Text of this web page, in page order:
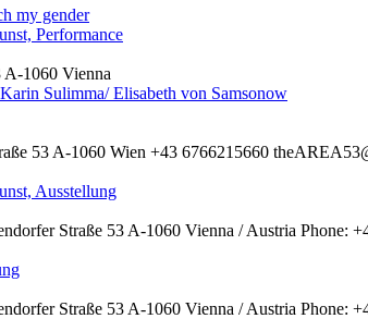
my gender
Performance
A-1060 Vienna
Sulimma/ Elisabeth von Samsonow
53 A-1060 Wien +43 6766215660
Ausstellung
Straße 53 A-1060 Vienna / Austria Phone:
Straße 53 A-1060 Vienna / Austria Phone: